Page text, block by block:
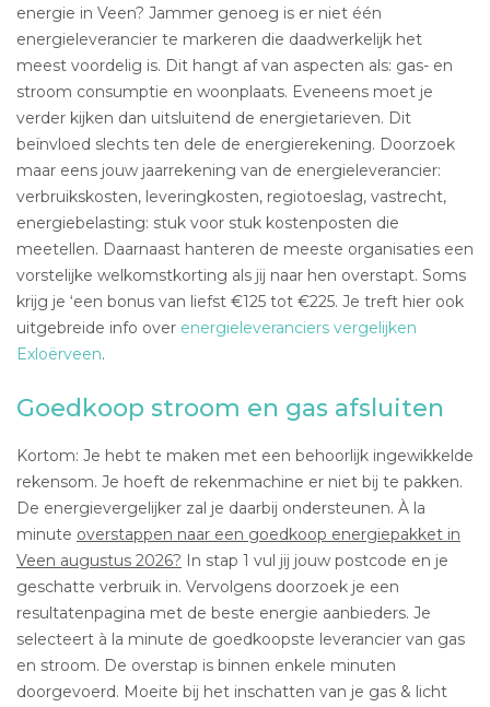
energie in Veen? Jammer genoeg is er niet één
energieleverancier te markeren die daadwerkelijk het
meest voordelig is. Dit hangt af van aspecten als: gas- en
stroom consumptie en woonplaats. Eveneens moet je
verder kijken dan uitsluitend de energietarieven. Dit
beïnvloed slechts ten dele de energierekening. Doorzoek
maar eens jouw jaarrekening van de energieleverancier:
verbruikskosten, leveringkosten, regiotoeslag, vastrecht,
energiebelasting: stuk voor stuk kostenposten die
meetellen. Daarnaast hanteren de meeste organisaties een
vorstelijke welkomstkorting als jij naar hen overstapt. Soms
krijg je ‘een bonus van liefst €125 tot €225. Je treft hier ook
uitgebreide info over energieleveranciers vergelijken
Exloërveen.
Goedkoop stroom en gas afsluiten
Kortom: Je hebt te maken met een behoorlijk ingewikkelde
rekensom. Je hoeft de rekenmachine er niet bij te pakken.
De energievergelijker zal je daarbij ondersteunen. À la
minute overstappen naar een goedkoop energiepakket in
Veen augustus 2026? In stap 1 vul jij jouw postcode en je
geschatte verbruik in. Vervolgens doorzoek je een
resultatenpagina met de beste energie aanbieders. Je
selecteert à la minute de goedkoopste leverancier van gas
en stroom. De overstap is binnen enkele minuten
doorgevoerd. Moeite bij het inschatten van je gas & licht